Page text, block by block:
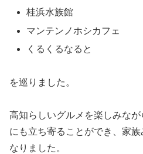
桂浜水族館
マンテンノホシカフェ
くるくるなると
を巡りました。
高知らしいグルメを楽しみな
にも立ち寄ることができ、家
なりました。